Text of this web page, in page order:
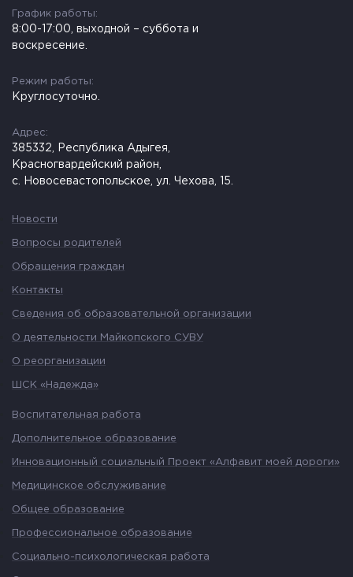
График работы:
8:00-17:00, выходной – суббота и
воскресение.
Режим работы:
Круглосуточно.
Адрес:
385332, Республика Адыгея,
Красногвардейский район,
с. Новосевастопольское, ул. Чехова, 15.
Новости
Вопросы родителей
Обращения граждан
Контакты
Сведения об образовательной организации
О деятельности Майкопского СУВУ
О реорганизации
ШСК «Надежда»
Воспитательная работа
Дополнительное образование
Инновационный социальный Проект «Алфавит моей дороги»
Медицинское обслуживание
Общее образование
Профессиональное образование
Социально-психологическая работа